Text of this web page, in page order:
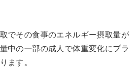
でその食事のエネルギー摂取量が
中の一部の成人で体重変化にプラ
ます。